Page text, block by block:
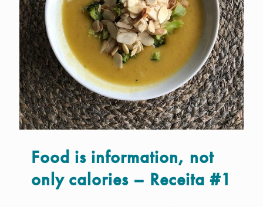
Food is information, not
only calories – Receita #1